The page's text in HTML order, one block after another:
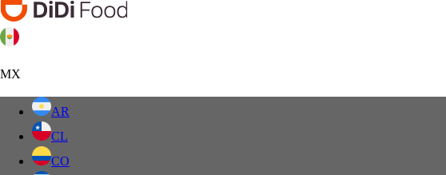
MX
AR
CL
CO